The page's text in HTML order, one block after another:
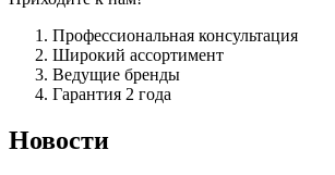
Профессиональная консультация
Широкий ассортимент
Ведущие бренды
Гарантия 2 года
Новости